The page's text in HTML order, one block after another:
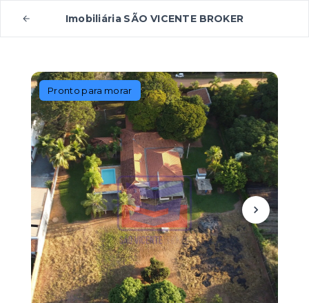
Imobiliária SÃO VICENTE BROKER
Pronto para morar